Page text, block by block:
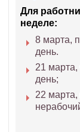
Для
неделе:
8 марта,
день.
21 марта,
день;
22